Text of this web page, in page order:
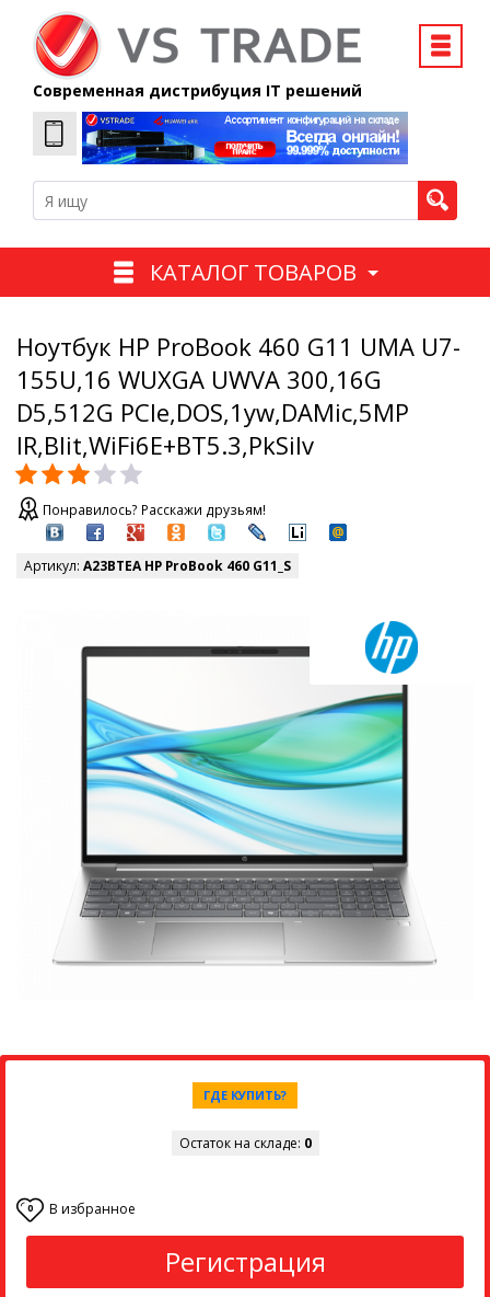
Современная дистрибуция IT решений
КАТАЛОГ ТОВАРОВ
Ноутбук HP ProBook 460 G11 UMA U7-
155U,16 WUXGA UWVA 300,16G
D5,512G PCIe,DOS,1yw,DAMic,5MP
IR,Blit,WiFi6E+BT5.3,PkSilv
Понравилось? Расскажи друзьям!
Артикул: A23BTEA HP ProBook 460 G11_S
ГДЕ КУПИТЬ?
Остаток на складе: 0
0 В избранное
Регистрация